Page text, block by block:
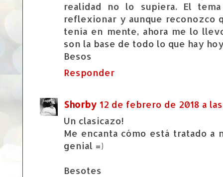
realidad no lo supiera. El
reflexionar y aunque reconozco
tenía en mente, ahora me lo
son la base de todo lo que hay
Besos
Responder
Shorby 12 de febrero de 2018 a las
Un clasicazo!
Me encanta cómo está tratado
genial =)
Besotes